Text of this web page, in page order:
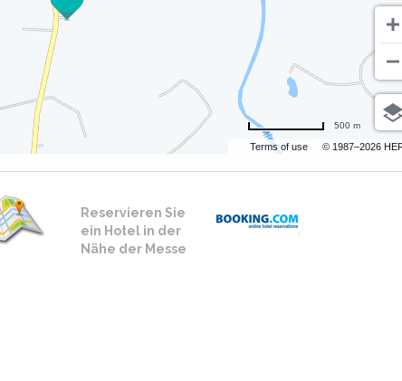
Terms of use © 1987–2026
500 m
Reservieren Sie
ein Hotel in der
Nähe der Messe